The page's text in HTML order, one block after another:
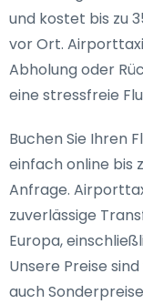
und kostet bis zu
vor Ort.
Abholung oder
eine stressfreie
Buchen Sie Ihren
einfach online bis
Anfrage.
zuverlässige
Europa,
Unsere Preise
auch